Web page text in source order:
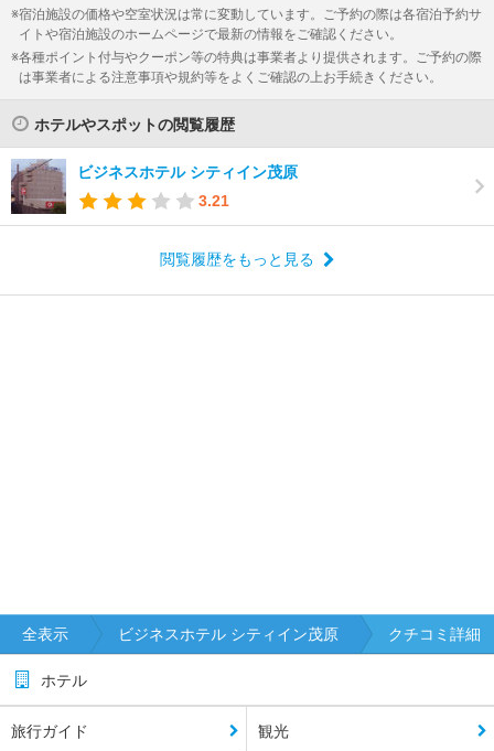
宿泊施設の価格や空室状況は常に変動しています。ご予約の際は各宿泊予約サ
イトや宿泊施設のホームページで最新の情報をご確認ください。
各種ポイント付与やクーポン等の特典は事業者より提供されます。ご予約の際
は事業者による注意事項や規約等をよくご確認の上お手続きください。
ホテルやスポットの閲覧履歴
ビジネスホテル シティイン茂原
3.21
閲覧履歴をもっと見る
全表示 ビジネスホテル シティイン茂原 クチコミ詳細
ホテル
旅行ガイド 観光